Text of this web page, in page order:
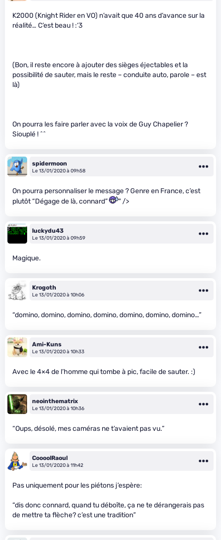
K2000 (Knight Rider en VO) n’avait que 40 ans d’avance sur la
réalité… C’est beau ! :‘3
(Bon, il reste encore à ajouter des sièges éjectables et la
possibilité de sauter, mais le reste – conduite auto, parole – est
là)
On pourra les faire parler avec la voix de Guy Chapelier ?
Siouplé ! ^^
spidermoon
Le 13/01/2020 à 09h58
On pourra personnaliser le message ? Genre en France, c’est
plutôt “Dégage de là, connard”
" />
luckydu43
Le 13/01/2020 à 09h59
Magique.
Krogoth
Le 13/01/2020 à 10h06
“domino, domino, domino, domino, domino, domino, domino…”
Ami-Kuns
Le 13/01/2020 à 10h33
Avec le 4×4 de l’homme qui tombe à pic, facile de sauter. :)
neointhematrix
Le 13/01/2020 à 10h36
“Oups, désolé, mes caméras ne t’avaient pas vu.”
CoooolRaoul
Le 13/01/2020 à 11h42
Pas uniquement pour les piétons j’espère:
“dis donc connard, quand tu déboîte, ça ne te dérangerais pas
de mettre ta flèche? c’est une tradition”